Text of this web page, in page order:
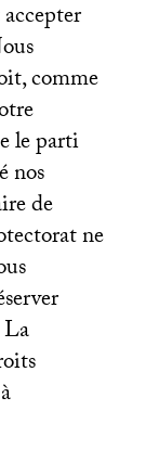
comme
le parti
nos
de
ne
La